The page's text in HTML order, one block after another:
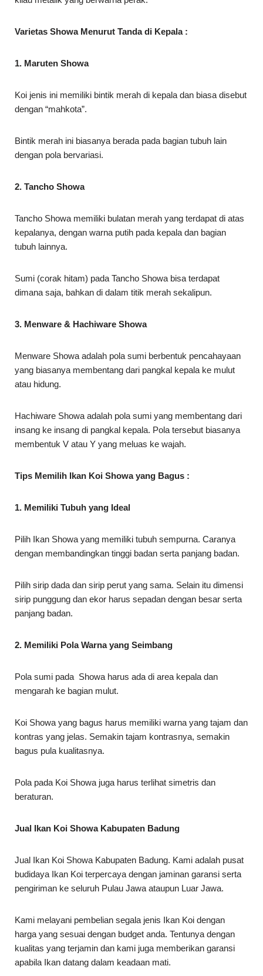
Varietas Showa Menurut Tanda di Kepala :
1. Maruten Showa
Koi jenis ini memiliki bintik merah di kepala dan biasa disebut
dengan “mahkota”.
Bintik merah ini biasanya berada pada bagian tubuh lain
dengan pola bervariasi.
2. Tancho Showa
Tancho Showa memiliki bulatan merah yang terdapat di atas
kepalanya, dengan warna putih pada kepala dan bagian
tubuh lainnya.
Sumi (corak hitam) pada Tancho Showa bisa terdapat
dimana saja, bahkan di dalam titik merah sekalipun.
3. Menware & Hachiware Showa
Menware Showa adalah pola sumi berbentuk pencahayaan
yang biasanya membentang dari pangkal kepala ke mulut
atau hidung.
Hachiware Showa adalah pola sumi yang membentang dari
insang ke insang di pangkal kepala. Pola tersebut biasanya
membentuk V atau Y yang meluas ke wajah.
Tips Memilih Ikan Koi Showa yang Bagus :
1. Memiliki Tubuh yang Ideal
Pilih Ikan Showa yang memiliki tubuh sempurna. Caranya
dengan membandingkan tinggi badan serta panjang badan.
Pilih sirip dada dan sirip perut yang sama. Selain itu dimensi
sirip punggung dan ekor harus sepadan dengan besar serta
panjang badan.
2. Memiliki Pola Warna yang Seimbang
Pola sumi pada Showa harus ada di area kepala dan
mengarah ke bagian mulut.
Koi Showa yang bagus harus memiliki warna yang tajam dan
kontras yang jelas. Semakin tajam kontrasnya, semakin
bagus pula kualitasnya.
Pola pada Koi Showa juga harus terlihat simetris dan
beraturan.
Jual Ikan Koi Showa Kabupaten Badung
Jual Ikan Koi Showa Kabupaten Badung. Kami adalah pusat
budidaya Ikan Koi terpercaya dengan jaminan garansi serta
pengiriman ke seluruh Pulau Jawa ataupun Luar Jawa.
Kami melayani pembelian segala jenis Ikan Koi dengan
harga yang sesuai dengan budget anda. Tentunya dengan
kualitas yang terjamin dan kami juga memberikan garansi
apabila Ikan datang dalam keadaan mati.